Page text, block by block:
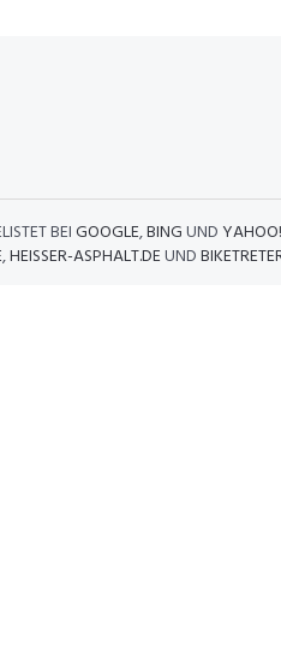
BEIGOOGLE,BINGUND
,HEISSER-ASPHALT.DEUND